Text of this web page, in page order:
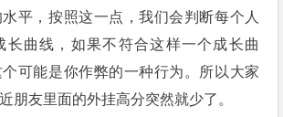
平，按照这一点，我们会判断每个人
长曲线，如果不符合这样一个成长曲
可能是你作弊的一种行为。所以大家
朋友里面的外挂高分突然就少了。